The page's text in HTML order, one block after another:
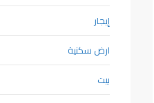
الأثنين
10
أغسطس
الثلاثاء
أغسطس
إيجار
ارض سكنية
بيت